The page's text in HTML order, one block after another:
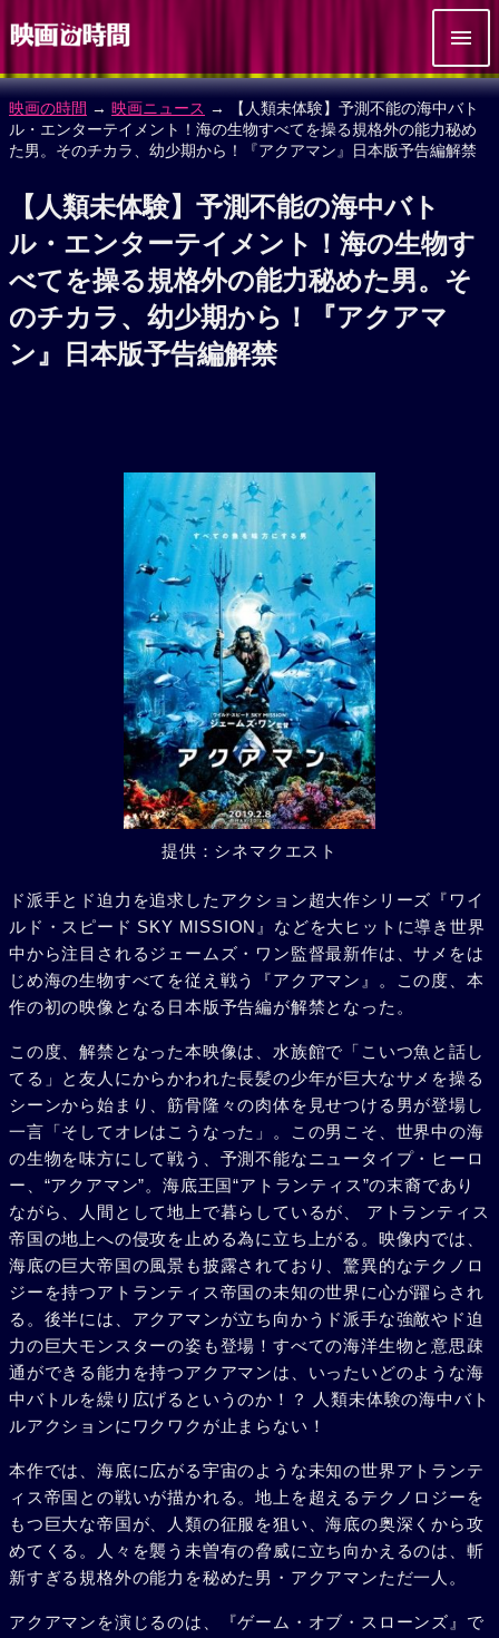
映画の時間 → 映画ニュース → 【人類未体験】予測不能の海中バト
ル・エンターテイメント！海の生物すべてを操る規格外の能力秘め
た男。そのチカラ、幼少期から！『アクアマン』日本版予告編解禁
【人類未体験】予測不能の海中バト
ル・エンターテイメント！海の生物す
べてを操る規格外の能力秘めた男。そ
のチカラ、幼少期から！『アクアマ
ン』日本版予告編解禁
提供：シネマクエスト
ド派手とド迫力を追求したアクション超大作シリーズ『ワイ
ルド・スピード SKY MISSION』などを大ヒットに導き世界
中から注目されるジェームズ・ワン監督最新作は、サメをは
じめ海の生物すべてを従え戦う『アクアマン』。この度、本
作の初の映像となる日本版予告編が解禁となった。
この度、解禁となった本映像は、水族館で「こいつ魚と話し
てる」と友人にからかわれた長髪の少年が巨大なサメを操る
シーンから始まり、筋骨隆々の肉体を見せつける男が登場し
一言「そしてオレはこうなった」。この男こそ、世界中の海
の生物を味方にして戦う、予測不能なニュータイプ・ヒーロ
ー、“アクアマン”。海底王国“アトランティス”の末裔であり
ながら、人間として地上で暮らしているが、 アトランティス
帝国の地上への侵攻を止める為に立ち上がる。映像内では、
海底の巨大帝国の風景も披露されており、驚異的なテクノロ
ジーを持つアトランティス帝国の未知の世界に心が躍らされ
る。後半には、アクアマンが立ち向かうド派手な強敵やド迫
力の巨大モンスターの姿も登場！すべての海洋生物と意思疎
通ができる能力を持つアクアマンは、いったいどのような海
中バトルを繰り広げるというのか！？ 人類未体験の海中バト
ルアクションにワクワクが止まらない！
本作では、海底に広がる宇宙のような未知の世界アトランテ
ィス帝国との戦いが描かれる。地上を超えるテクノロジーを
もつ巨大な帝国が、人類の征服を狙い、海底の奥深くから攻
めてくる。人々を襲う未曽有の脅威に立ち向かえるのは、斬
新すぎる規格外の能力を秘めた男・アクアマンただ一人。
アクアマンを演じるのは、『ゲーム・オブ・スローンズ』で